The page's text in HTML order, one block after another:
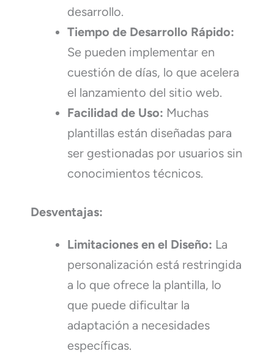
desarrollo.
Tiempo de Desarrollo Rápido:
Se pueden implementar en
cuestión de días, lo que acelera
el lanzamiento del sitio web.
Facilidad de Uso: Muchas
plantillas están diseñadas para
ser gestionadas por usuarios sin
conocimientos técnicos.
Desventajas:
Limitaciones en el Diseño: La
personalización está restringida
a lo que ofrece la plantilla, lo
que puede dificultar la
adaptación a necesidades
específicas.